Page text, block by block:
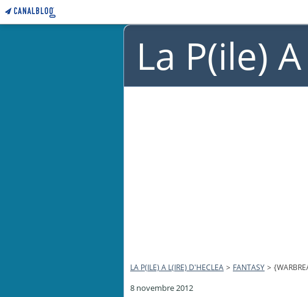
La P(ile)
LA P(ILE) A L(IRE) D'HECLEA > FANTASY >
8 novembre 2012